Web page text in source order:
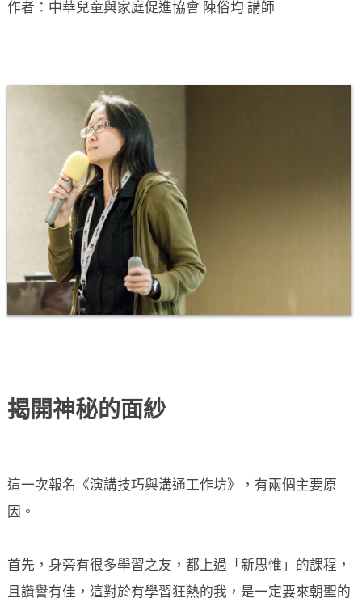
作者：中華兒童與家庭促進協會 陳俗均 講師
揭開神秘的面紗
這一次報名《演講技巧與溝通工作坊》，有兩個主要原
因。
首先，身旁有很多學習之友，都上過「新思惟」的課程，
且讚譽有佳，這對於有學習狂熱的我，是一定要來朝聖的